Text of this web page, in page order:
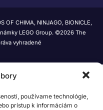
používame technológie,
prístup k informáciám o
OF CHIMA, NINJAGO, BIONICLE,
LEGO Group. ©2026 The
vyhradené